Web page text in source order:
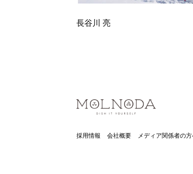
長谷川 亮
採用情報 会社概要 メディア関係者の